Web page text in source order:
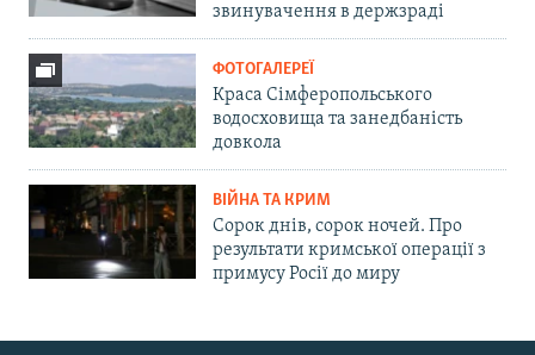
звинувачення в держзраді
ФОТОГАЛЕРЕЇ
Краса Сімферопольського
водосховища та занедбаність
довкола
ВІЙНА ТА КРИМ
Сорок днів, сорок ночей. Про
результати кримської операції з
примусу Росії до миру